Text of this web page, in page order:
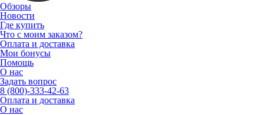
Обзоры
Новости
Где купить
Что с моим заказом?
Оплата и доставка
Мои бонусы
Помощь
О нас
Задать вопрос
8 (800)-333-42-63
Оплата и доставка
О нас